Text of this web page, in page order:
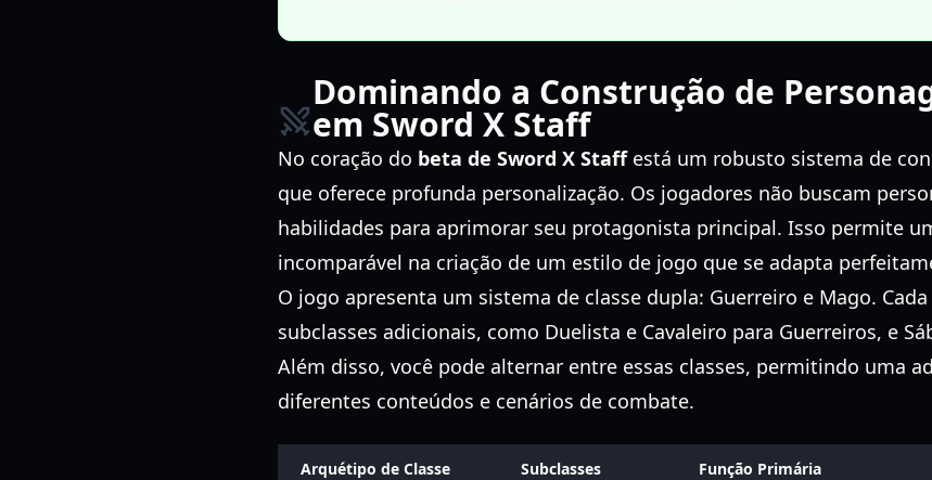
Dominando a Construção de
em Sword X Staff
No coração do beta de Sword X Staffestá um robusto sistema de
que oferece profunda personalização. Os jogadores não buscam
habilidades para aprimorar seu protagonista principal. Isso permite
incomparável na criação de um estilo de jogo que se adapta
O jogo apresenta um sistema de classe dupla: Guerreiro e Mago.
subclasses adicionais, como Duelista e Cavaleiro para Guerreiros, e
Além disso, você pode alternar entre essas classes, permitindo uma
diferentes conteúdos e cenários de combate.
Arquétipo de Classe Subclasses Função Primária